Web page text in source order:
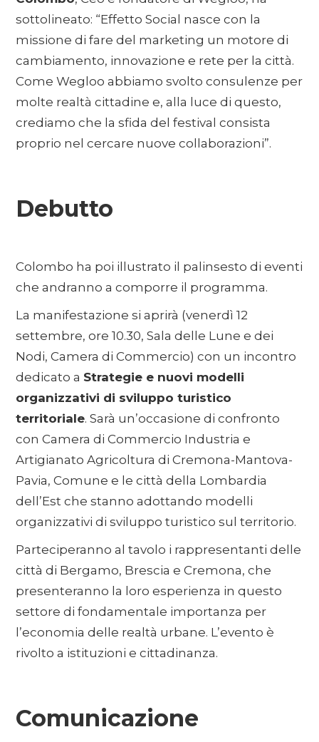
sottolineato: “Effetto Social nasce con la
missione di fare del marketing un motore di
cambiamento, innovazione e rete per la città.
Come Wegloo abbiamo svolto consulenze per
molte realtà cittadine e, alla luce di questo,
crediamo che la sfida del festival consista
proprio nel cercare nuove collaborazioni”.
Debutto
Colombo ha poi illustrato il palinsesto di eventi
che andranno a comporre il programma.
La manifestazione si aprirà (venerdì 12
settembre, ore 10.30, Sala delle Lune e dei
Nodi, Camera di Commercio) con un incontro
dedicato a Strategie e nuovi modelli
organizzativi di sviluppo turistico
territoriale. Sarà un’occasione di confronto
con Camera di Commercio Industria e
Artigianato Agricoltura di Cremona-Mantova-
Pavia, Comune e le città della Lombardia
dell’Est che stanno adottando modelli
organizzativi di sviluppo turistico sul territorio.
Parteciperanno al tavolo i rappresentanti delle
città di Bergamo, Brescia e Cremona, che
presenteranno la loro esperienza in questo
settore di fondamentale importanza per
l’economia delle realtà urbane. L’evento è
rivolto a istituzioni e cittadinanza.
Comunicazione